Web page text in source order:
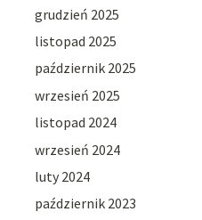
grudzień 2025
listopad 2025
październik 2025
wrzesień 2025
listopad 2024
wrzesień 2024
luty 2024
październik 2023